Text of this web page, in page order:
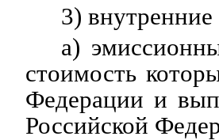
3)
а)
стоимость
Федерации и
Российской